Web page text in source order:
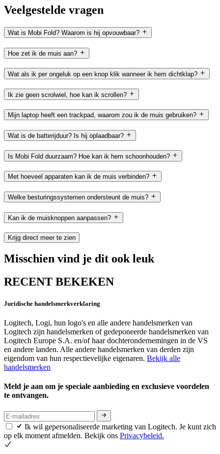
Veelgestelde vragen
Wat is Mobi Fold? Waarom is hij opvouwbaar?
Hoe zet ik de muis aan?
Wat als ik per ongeluk op een knop klik wanneer ik hem dichtklap?
Ik zie geen scrolwiel, hoe kan ik scrollen?
Mijn laptop heeft een trackpad, waarom zou ik de muis gebruiken?
Wat is de batterijduur? Is hij oplaadbaar?
Is Mobi Fold duurzaam? Hoe kan ik hem schoonhouden?
Met hoeveel apparaten kan ik de muis verbinden?
Welke besturingssystemen ondersteunt de muis?
Kan ik de muisknoppen aanpassen?
Krijg direct meer te zien
Misschien vind je dit ook leuk
RECENT BEKEKEN
Juridische handelsmerkverklaring
Logitech, Logi, hun logo's en alle andere handelsmerken van
Logitech zijn handelsmerken of gedeponeerde handelsmerken van
Logitech Europe S.A. en/of haar dochterondernemingen in de VS
en andere landen. Alle andere handelsmerken van derden zijn
eigendom van hun respectievelijke eigenaren. Bekijk alle
handelsmerken
Meld je aan om je speciale aanbieding en exclusieve voordelen
te ontvangen.
Ik wil gepersonaliseerde marketing van Logitech. Je kunt zich
op elk moment afmelden. Bekijk ons Privacybeleid.